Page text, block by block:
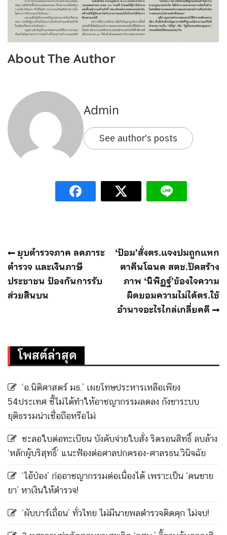
About The Author
Admin
See author's posts
แนะแนว
เรื่อง
ยุบตำรวจภาค ลดภาระ
ตำรวจ และเงินภาษี
ประชาชน ป้องกันการรับ
ส่วยสินบน
‘ป้อม’สั่งตร.แจงปมถูกแหก
ตาคืนโฉนด สตช.ปัดสร้าง
ภาพ ‘นิพิฏฐ์’ข้องใจความ
ผิดยอมความไม่ได้ตร.ใช้
อำนาจอะไรไกล่เกลี่ยคดี
โพสต์ล่าสุด
‘อ.นิติศาสตร์ มธ.’ เผยโทษประหารเหลือเพียง
54ประเทศ ชี้ไม่ได้ทำให้อาชญากรรมลดลง กังขาระบบ
ยุติธรรมน่าเชื่อถือหรือไม่
ชะลอใบต่อทะเบียน บังคับจ่ายใบสั่ง ริดรอนสิทธิ์ ลบล้าง
‘หลักผู้บริสุทธิ์’ แนะฟ้องต่อศาลปกครอง-ศาลรธน.วินิจฉัย
‘ไอ้ป๋อง’ ก่ออาชญากรรมต่อเนื่องได้ เพราะเป็น ‘คนขาย
ยา’ หาเงินให้ตำรวจ!
‘ผับบาร์เถื่อน’ ทั่วไทย ไม่มีนายพลตำรวจติดคุก ไม่จบ!